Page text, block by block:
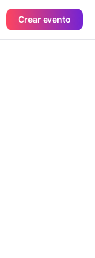
Crear evento